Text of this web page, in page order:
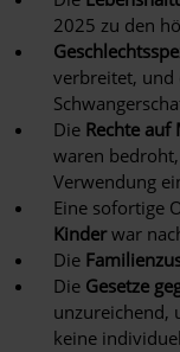
2025 zu den
verbreitet, und
Die Rechte
waren
Verwendung
Eine sofortige
Kinderwar
Die
Die Gesetze
unzureichend,
keine